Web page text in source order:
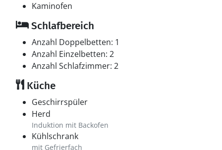
Kaminofen
Schlafbereich
Anzahl Doppelbetten: 1
Anzahl Einzelbetten: 2
Anzahl Schlafzimmer: 2
Küche
Geschirrspüler
Herd
Induktion mit Backofen
Kühlschrank
mit Gefrierfach